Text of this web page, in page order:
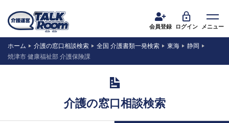
会員登録 ログイン メニュー
ホーム 介護の窓口相談検索 全国 介護書類一発検索 東海
静岡
焼津市 健康福祉部 介護保険課
介護の窓口相談検索